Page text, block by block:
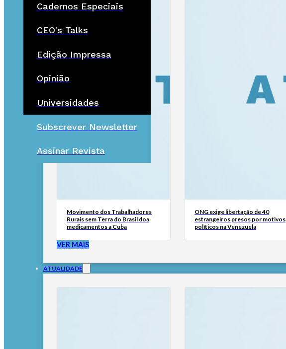
Cadernos Especiais
CEO's Talks
Edição Impressa
Opinião
Universidades
Subscrever Newsletter
Assinar Revista
Movimento dos Trabalhadores
Rurais sem Terra do Brasil doa
medicamentos a Cuba
ONG exige libertação de 40
estrangeiros presos por motivos
políticos na Venezuela
VER MAIS
ATUALIDADE